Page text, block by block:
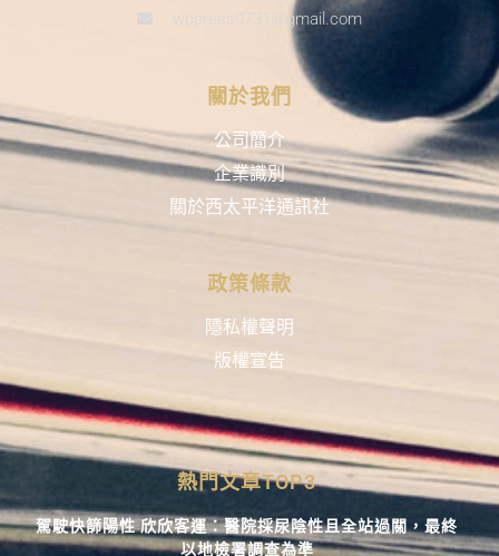
wppress0731@gmail.com
關於我們
公司簡介
企業識別
關於西太平洋通訊社
政策條款
隱私權聲明
版權宣告
熱門文章TOP3
駕駛快篩陽性 欣欣客運：醫院採尿陰性且全站過關，最終
以地檢署調查為準